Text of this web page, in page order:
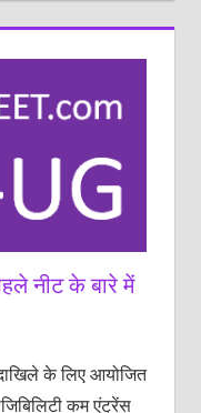
नीट के बारे में
के लिए आयोजित
कम एंट्रेंस